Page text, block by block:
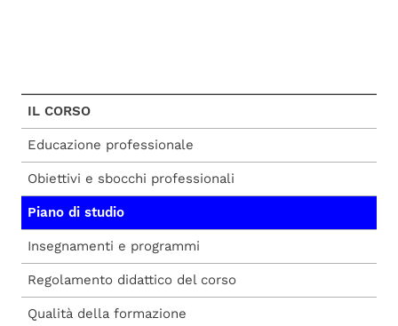
IL CORSO
Educazione professionale
Obiettivi e sbocchi professionali
Piano di studio
Insegnamenti e programmi
Regolamento didattico del corso
Qualità della formazione